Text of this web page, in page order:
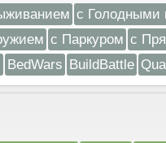
с Голодными
с Паркуром с
BedWars BuildBattle